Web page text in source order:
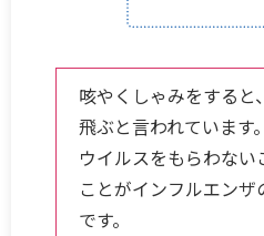
咳やくしゃみをする
飛ぶと言われています。
ウイルスをもらわな
ことがインフルエン
です。